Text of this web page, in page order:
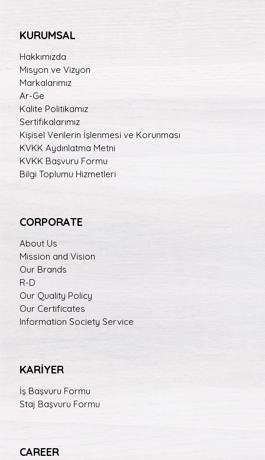
KURUMSAL
Hakkımızda
Misyon ve Vizyon
Markalarımız
Ar-Ge
Kalite Politikamız
Sertifikalarımız
Kişisel Verilerin İşlenmesi ve Korunması
KVKK Aydınlatma Metni
KVKK Başvuru Formu
Bilgi Toplumu Hizmetleri
CORPORATE
About Us
Mission and Vision
Our Brands
R-D
Our Quality Policy
Our Certificates
Information Society Service
KARİYER
İş Başvuru Formu
Staj Başvuru Formu
CAREER